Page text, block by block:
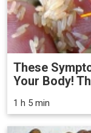
These
Your Body!
1 h 5 min